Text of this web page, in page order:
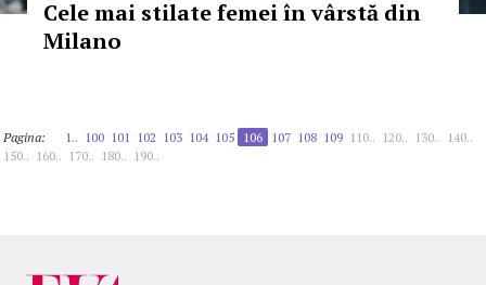
Cele mai stilate femei în vârstă din
Milano
Pagina: 1.. 100 101 102 103 104 105 106 107 108 109 110.. 120.. 130.. 140..
150.. 160.. 170.. 180.. 190..